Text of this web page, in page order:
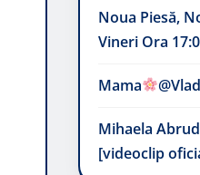
Noua Piesă,
Vineri Ora
Mama
Mihaela
[videoclip